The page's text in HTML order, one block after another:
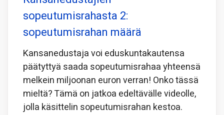
sopeutumisrahasta 2:
sopeutumisrahan määrä
Kansanedustaja voi eduskuntakautensa
päätyttyä saada sopeutumisrahaa yhteensä
melkein miljoonan euron verran! Onko tässä
mieltä? Tämä on jatkoa edeltävälle videolle,
jolla käsittelin sopeutumisrahan kestoa.